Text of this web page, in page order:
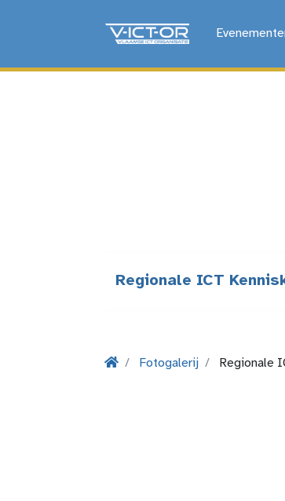
Regionale ICT
Fotogalerij Regionale